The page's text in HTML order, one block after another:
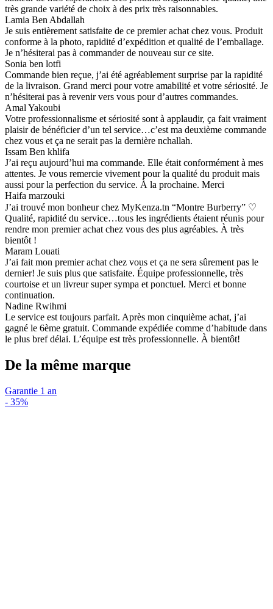
très grande variété de choix à des prix très raisonnables.
Lamia Ben Abdallah
Je suis entièrement satisfaite de ce premier achat chez vous. Produit
conforme à la photo, rapidité d’expédition et qualité de l’emballage.
Je n’hésiterai pas à commander de nouveau sur ce site.
Sonia ben lotfi
Commande bien reçue, j’ai été agréablement surprise par la rapidité
de la livraison. Grand merci pour votre amabilité et votre sériosité. Je
n’hésiterai pas à revenir vers vous pour d’autres commandes.
Amal Yakoubi
Votre professionnalisme et sériosité sont à applaudir, ça fait vraiment
plaisir de bénéficier d’un tel service…c’est ma deuxième commande
chez vous et ça ne serait pas la dernière nchallah.
Issam Ben khlifa
J’ai reçu aujourd’hui ma commande. Elle était conformément à mes
attentes. Je vous remercie vivement pour la qualité du produit mais
aussi pour la perfection du service. À la prochaine. Merci
Haifa marzouki
J’ai trouvé mon bonheur chez MyKenza.tn “Montre Burberry” ♡
Qualité, rapidité du service…tous les ingrédients étaient réunis pour
rendre mon premier achat chez vous des plus agréables. À très
bientôt !
Maram Louati
J’ai fait mon premier achat chez vous et ça ne sera sûrement pas le
dernier! Je suis plus que satisfaite. Équipe professionnelle, très
courtoise et un livreur super sympa et ponctuel. Merci et bonne
continuation.
Nadine Rwihmi
Le service est toujours parfait. Après mon cinquième achat, j’ai
gagné le 6ème gratuit. Commande expédiée comme d’habitude dans
le plus bref délai. L’équipe est très professionnelle. À bientôt!
De la même marque
Garantie 1 an
- 35%